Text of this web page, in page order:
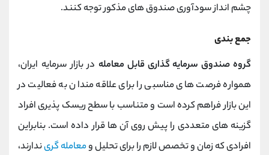
چشم انداز سودآوری صندوق های مذکور توجه کنند.
جمع بندی
گروه صندوق سرمایه گذاری قابل معاملهدر بازار سرمایه ایران،
همواره فرصت های مناسبی را برای علاقه مندان به فعالیت در
این بازار فراهم کرده است و متناسب با سطح ریسک پذیری افراد
گزینه های متعددی را پیش روی آن ها قرار داده است. بنابراین
افرادی که زمان و تخصص لازم را برای تحلیل ومعامله گریندارند،